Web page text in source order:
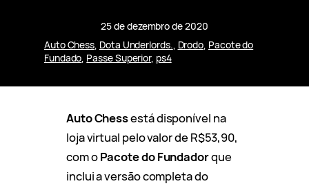
25 de dezembro de 2020
Auto Chess, Dota Underlords., Drodo, Pacote do
Fundado, Passe Superior, ps4
Auto Chessestá disponível na
loja virtual pelo valor de R$53,90,
com oPacote do Fundadorque
inclui a versão completa do